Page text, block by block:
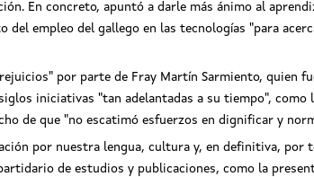
En concreto, apuntó a darle más ánimo al
empleo del gallego en las tecnologías "para
por parte de Fray Martín Sarmiento, quien
iniciativas "tan adelantadas a su tiempo", como
de que "no escatimó esfuerzos en dignificar y
por nuestra lengua, cultura y, en definitiva, por
de estudios y publicaciones, como la